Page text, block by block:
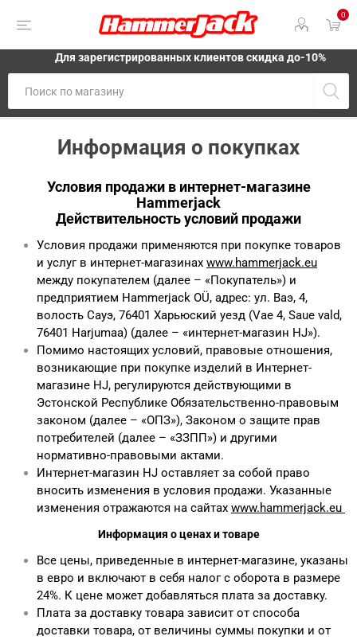
0
Для зарегистрированных клиентов скидка до-10%
Информация о покупках
Условия продажи в интернет-магазине
Hammerjack
Действительность условий продажи
Условия продажи применяются при покупке товаров
и услуг в интернет-магазинах www.hammerjack.eu
между покупателем (далее – «Покупатель») и
предприятием Hammerjack OÜ, адрес: ул. Ваэ, 4,
волость Сауэ, 76401 Харьюский уезд (Vae 4, Saue vald,
76401 Harjumaa) (далее – «интернет-магазин HJ»).
Помимо настоящих условий, правовые отношения,
возникающие при покупке изделий в Интернет-
магазине HJ, регулируются действующими в
Эстонской Республике Обязательственно-правовым
законом (далее – «ОПЗ»), Законом о защите прав
потребителей (далее – «ЗЗПП») и другими
нормативно-правовыми актами.
Интернет-магазин HJ оставляет за собой право
вносить изменения в условия продажи. Указанные
изменения отражаются на сайтах www.hammerjack.eu
Информация о ценах и товаре
Все цены, приведенные в интернет-магазине, указаны
в евро и включают в себя налог с оборота в размере
24%. К цене может добавляться плата за доставку.
Плата за доставку товара зависит от способа
доставки товара, от величины суммы покупки и от